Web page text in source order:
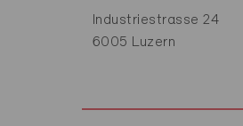
Industriestrasse 24
6005 Luzern